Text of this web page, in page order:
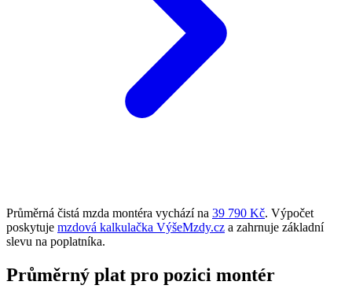
Průměrná čistá mzda montéra vychází na 39 790 Kč. Výpočet
poskytuje mzdová kalkulačka VýšeMzdy.cz a zahrnuje základní
slevu na poplatníka.
Průměrný plat pro pozici montér